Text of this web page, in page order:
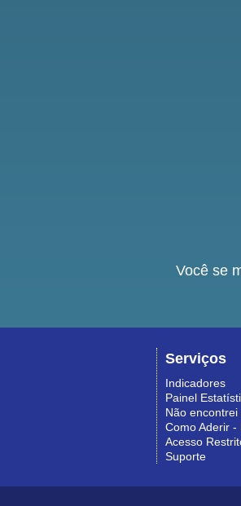
Você se
Serviços
Indicadores
Painel
Não
Como Aderir -
Acesso
Suporte